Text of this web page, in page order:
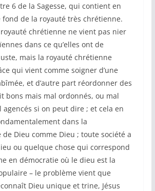
6 de la Sagesse, qui contient en
fond de la royauté très chrétienne.
chrétienne ne vient pas nier
dans ce qu’elles ont de
mais la royauté chrétienne
qui vient comme soigner d’une
et d’autre part réordonner des
bons mais mal ordonnés, ou mal
si on peut dire ; et cela en
dans la
de Dieu comme Dieu ; toute société a
ou quelque chose qui correspond
en démocratie où le dieu est la
– le problème vient que
Dieu unique et trine, Jésus